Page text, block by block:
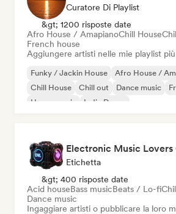
Curatore Di Playlist
&gt; 1200 risposte date
Afro House / AmapianoChill House
French house
Aggiungere artisti nelle mie playlist
Funky / Jackin House
Afro House /
Chill House
Chill out Dance music
House music
Indie Dance
Electronic Music Lovers
Etichetta
&gt; 400 risposte date
Acid houseBass musicBeats / Lo-fi
Dance music
Ingaggiare artisti o pubblicare la loro